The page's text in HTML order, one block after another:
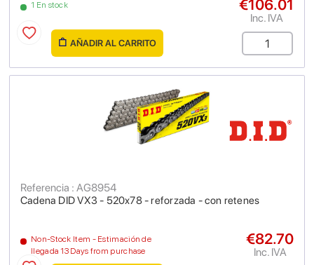
1 En stock €106.01
Inc. IVA
AÑADIR AL CARRITO
Cadena DID VX3 - 520x78 - reforzada - con retenes
Referencia : AG8954
Non-Stock Item - Estimación de
llegada 13 Days from purchase
€82.70
Inc. IVA